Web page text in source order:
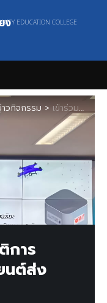
ง EDUCATION COLLEGE
วกิจกรรม > เข้าร่วมอบรมเชิงปฏิบัติการโครงการฝึกอบรมหุ่นยนต์ส่งอาหารบริการอัจฉริยะ
การ
นต์ส่ง